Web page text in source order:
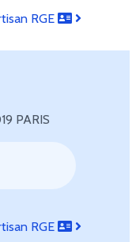
RGE
PARIS
RGE